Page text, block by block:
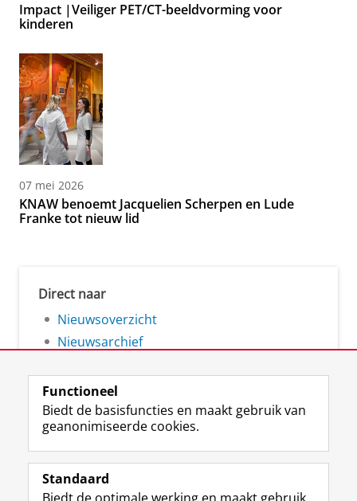
Impact |Veiliger PET/CT-beeldvorming voor
kinderen
07 mei 2026
KNAW benoemt Jacquelien Scherpen en Lude
Franke tot nieuw lid
Direct naar
Nieuwsoverzicht
Nieuwsarchief
Volg de RUG
F
a
L
i
R
S
I
n
Y
o
Functioneel
Biedt de basisfuncties en maakt gebruik van
geanonimiseerde cookies.
Standaard